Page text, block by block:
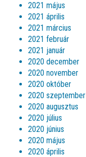
2021 május
2021 április
2021 március
2021 február
2021 január
2020 december
2020 november
2020 október
2020 szeptember
2020 augusztus
2020 július
2020 június
2020 május
2020 április